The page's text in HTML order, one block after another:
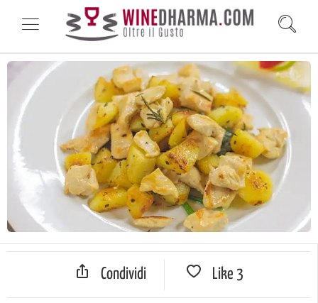
Condividi Like 3